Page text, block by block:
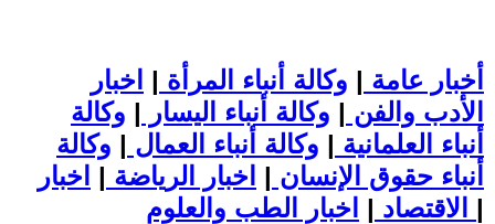
أخبار عامة | وكالة أنباء المرأة | اخبار
الأدب والفن | وكالة أنباء اليسار | وكالة
أنباء العلمانية | وكالة أنباء العمال | وكالة
أنباء حقوق الإنسان | اخبار الرياضة | اخبار
الاقتصاد | |